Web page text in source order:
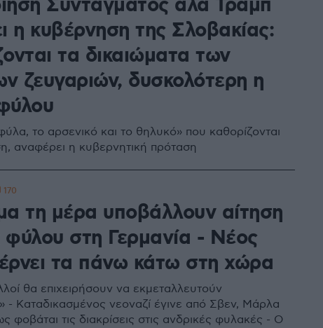
Συντάγματος αλά Τραμπ
η κυβέρνηση της Σλοβακίας:
τα δικαιώματα των
ζευγαριών, δυσκολότερη η
το αρσενικό και το θηλυκό» που καθορίζονται
αναφέρει η κυβερνητική πρόταση
τη μέρα υποβάλλουν αίτηση
στη Γερμανία - Νέος
τα πάνω κάτω στη χώρα
θα επιχειρήσουν να εκμεταλλευτούν
- Καταδικασμένος νεοναζί έγινε από Σβεν, Μάρλα
φοβάται τις διακρίσεις στις ανδρικές φυλακές - Ο
170